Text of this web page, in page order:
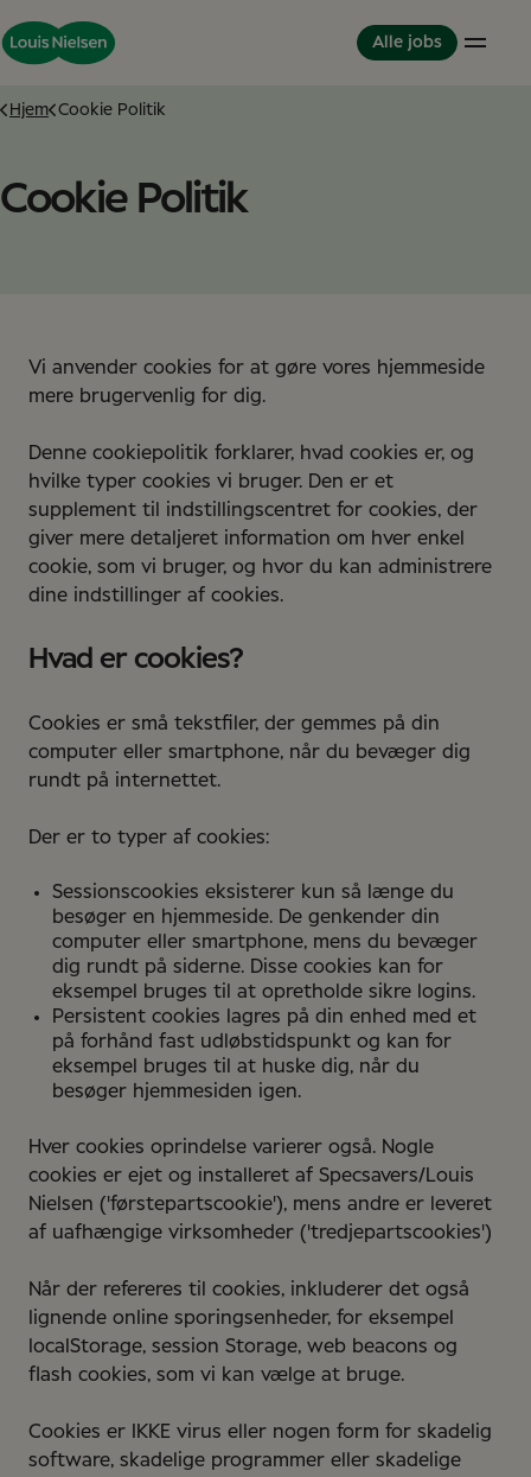
Alle jobs
Optometrist
Salgselev
Studiekurser
Supportkontor
Vores værdier
Partner in Deveopment
Hjem Cookie Politik
Cookie Politik
Vi anvender cookies for at gøre vores hjemmeside
mere brugervenlig for dig.
Denne cookiepolitik forklarer, hvad cookies er, og
hvilke typer cookies vi bruger. Den er et
supplement til indstillingscentret for cookies, der
giver mere detaljeret information om hver enkel
cookie, som vi bruger, og hvor du kan administrere
dine indstillinger af cookies.
Hvad er cookies?
Cookies er små tekstfiler, der gemmes på din
computer eller smartphone, når du bevæger dig
rundt på internettet.
Der er to typer af cookies:
Sessionscookies eksisterer kun så længe du
besøger en hjemmeside. De genkender din
computer eller smartphone, mens du bevæger
dig rundt på siderne. Disse cookies kan for
eksempel bruges til at opretholde sikre logins.
Persistent cookies lagres på din enhed med et
på forhånd fast udløbstidspunkt og kan for
eksempel bruges til at huske dig, når du
besøger hjemmesiden igen.
Hver cookies oprindelse varierer også. Nogle
cookies er ejet og installeret af Specsavers/Louis
Nielsen ('førstepartscookie'), mens andre er leveret
af uafhængige virksomheder ('tredjepartscookies')
Når der refereres til cookies, inkluderer det også
lignende online sporingsenheder, for eksempel
localStorage, session Storage, web beacons og
flash cookies, som vi kan vælge at bruge.
Cookies er IKKE virus eller nogen form for skadelig
software, skadelige programmer eller skadelige